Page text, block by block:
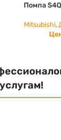
Помпа
Mitsubishi,
услугам!